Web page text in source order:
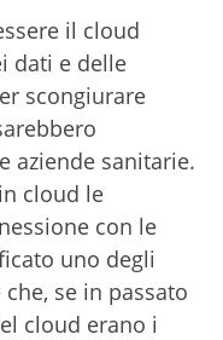
il cloud
dati e delle
scongiurare
aziende sanitarie.
cloud le
con le
uno degli
se in passato
cloud erano i